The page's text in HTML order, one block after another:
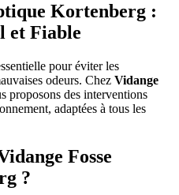
Kortenberg :
et Fiable
pour éviter les
odeurs. Chez Vidange
proposons des interventions
adaptées à tous les
Fosse
?